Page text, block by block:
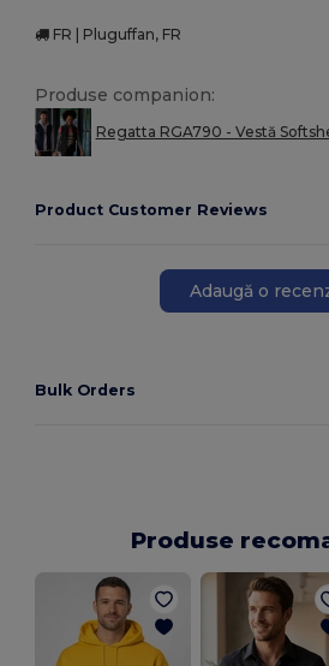
FR | Pluguffan, FR
Produse companion:
Regatta RGA790 - Vestă
Product Customer Reviews
Adaugă o
Bulk Orders
Produse